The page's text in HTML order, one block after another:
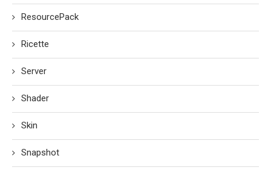
ResourcePack
Ricette
Server
Shader
Skin
Snapshot